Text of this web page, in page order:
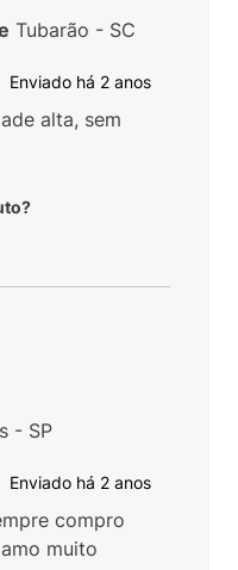
Enviado há 2 anos
alta, sem
Tubarão - SC
Enviado há 2 anos
compro
muito
- SP